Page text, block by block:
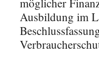
Ausbildung im